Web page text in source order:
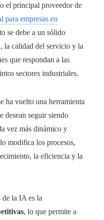
el principal proveedor de
para empresas en
se debe a un sólido
la calidad del servicio y la
que respondan a las
sectores industriales.
vuelto una herramienta
desean seguir siendo
vez más dinámico y
modifica los procesos,
la eficiencia y la
de la IA es la
, lo que permite a